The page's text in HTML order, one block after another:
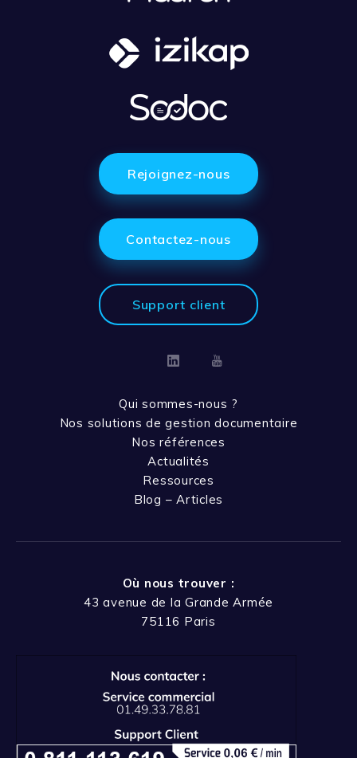
Rejoignez-nous
Contactez-nous
Support client
LinkedinYoutube
Qui sommes-nous ?
Nos solutions de gestion documentaire
Nos références
Actualités
Ressources
Blog – Articles
Où nous trouver :
43 avenue de la Grande Armée
75116 Paris